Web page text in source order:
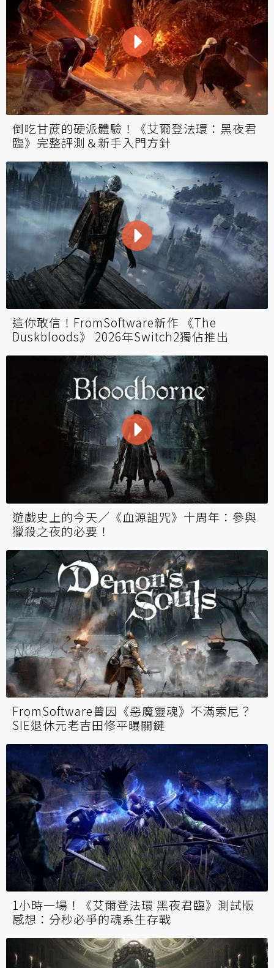
倒吃甘蔗的硬派體驗！《艾爾登法環：黑夜君
臨》完整評測＆新手入門方針
這你敢信！FromSoftware新作 《The
Duskbloods》 2026年Switch2獨佔推出
遊戲史上的今天／《血源詛咒》十周年：參與
獵殺之夜的必要！
FromSoftware曾因《惡魔靈魂》不滿索尼？
SIE退休元老吉田修平曝關鍵
1小時一場！《艾爾登法環 黑夜君臨》測試版
感想：分秒必爭的魂系生存戰